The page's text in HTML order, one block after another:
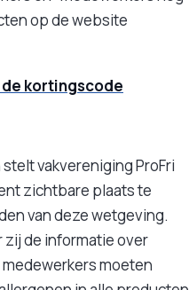
op de website
kortingscode
vakvereniging ProFri
zichtbare plaats te
van deze wetgeving.
zij de informatie over
moeten